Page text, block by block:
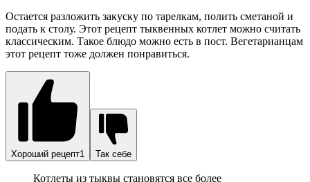
Остается разложить закуску по тарелкам, полить сметаной и
подать к столу. Этот рецепт тыквенных котлет можно считать
классическим. Такое блюдо можно есть в пост. Вегетарианцам
этот рецепт тоже должен понравиться.
Хороший рецепт1 Так себе
Котлеты из тыквы становятся все более